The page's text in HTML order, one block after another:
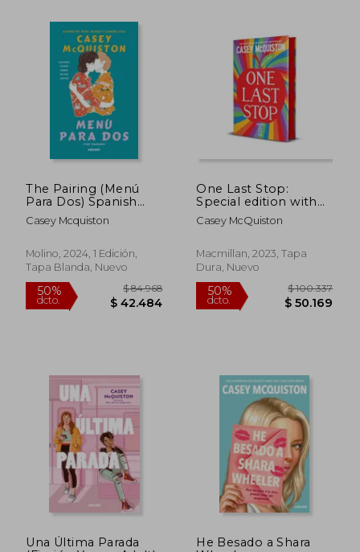
50%
dcto.
$ 99.742
$ 49.871
50%
dcto.
$
$
The Pairing (Menú
Para Dos) Spanish
Edition
Casey Mcquiston
Molino, 2024, 1 Edición,
Tapa Blanda, Nuevo
One Last Stop:
Special edition with
sprayed edges,
illustrated endpapers
(en Inglés)
Casey McQuiston
Macmillan, 2023, Tapa
Dura, Nuevo
Una Última Parada
He Besado a Shara